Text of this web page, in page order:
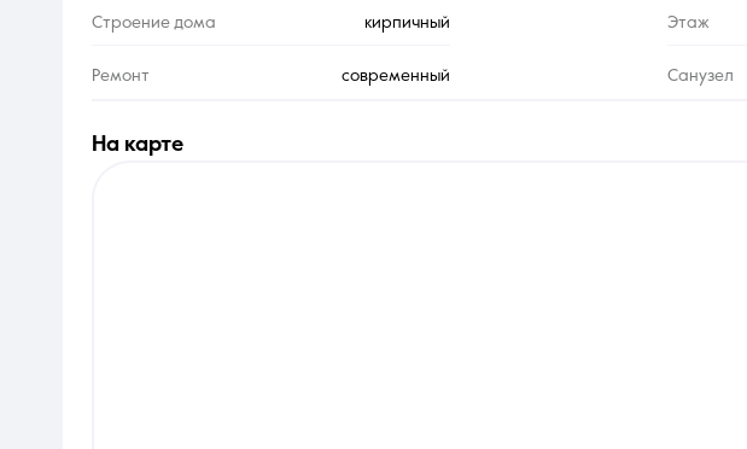
Строение дома кирпичный Этаж
Ремонт современный Санузел
на карте